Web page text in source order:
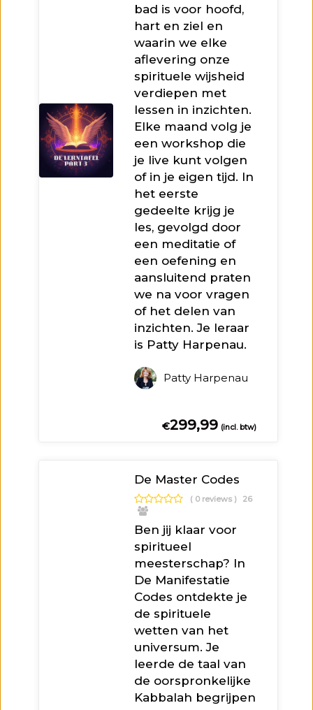
bad is voor hoofd,
hart en ziel en
waarin we elke
aflevering onze
spirituele wijsheid
verdiepen met
lessen in inzichten.
Elke maand volg je
een workshop die
je live kunt volgen
of in je eigen tijd. In
het eerste
gedeelte krijg je
les, gevolgd door
een meditatie of
een oefening en
aansluitend praten
we na voor vragen
of het delen van
inzichten. Je leraar
is Patty Harpenau.
Patty Harpenau
€299,99 (incl. btw)
De Master Codes
( 0 reviews ) 26
Ben jij klaar voor
spiritueel
meesterschap? In
De Manifestatie
Codes ontdekte je
de spirituele
wetten van het
universum. Je
leerde de taal van
de oorspronkelijke
Kabbalah begrijpen